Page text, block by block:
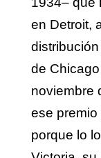
en Detroit,
de
noviembre
ese premio
porque lo